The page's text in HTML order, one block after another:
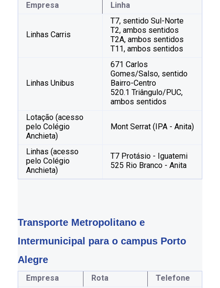
Empresa Linha
Linhas Carris
T7, sentido Sul-Norte
T2, ambos sentidos
T2A, ambos sentidos
T11, ambos sentidos
Linhas Unibus
671 Carlos
Gomes/Salso, sentido
Bairro-Centro
520.1 Triângulo/PUC,
ambos sentidos
Lotação (acesso
pelo Colégio
Anchieta)
Mont Serrat (IPA - Anita)
Linhas (acesso
pelo Colégio
Anchieta)
T7 Protásio - Iguatemi
525 Rio Branco - Anita
Transporte Metropolitano e
Intermunicipal para o campus Porto
Alegre
Empresa Rota Telefone